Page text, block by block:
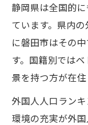
静岡県は全国的
ています。県内
に磐田市はその
す。国籍別では
景を持つ方が在住
外国人人口ラン
環境の充実が外